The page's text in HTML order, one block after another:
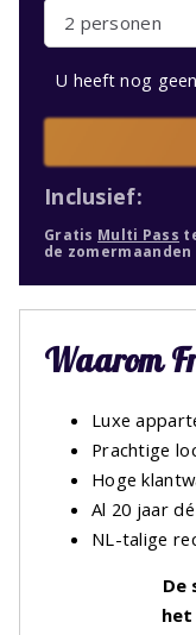
2 personen
U heeft nog
Inclusief:
Gratis Multi Pass
de zomermaanden
Waarom
Luxe
Prachtige
Hoge
Al 20 jaar
NL-talige
De